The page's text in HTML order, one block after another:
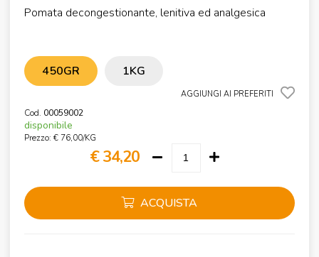
Pomata decongestionante, lenitiva ed analgesica
450GR 1KG
AGGIUNGI AI PREFERITI
Cod. 00059002
disponibile
Prezzo: € 76,00/KG
€ 34,20
ACQUISTA